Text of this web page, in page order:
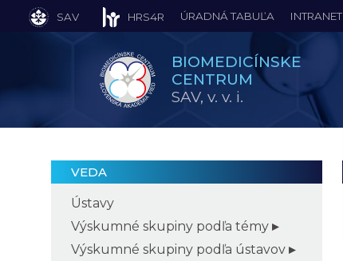
BIOMEDICÍNSKE
CENTRUM
SAV, v. v. i.
SAV HRS4R ÚRADNÁ TABUĽA INTRANET
VEDA
Ústavy
Výskumné skupiny podľa témy
Výskumné skupiny podľa ústavov